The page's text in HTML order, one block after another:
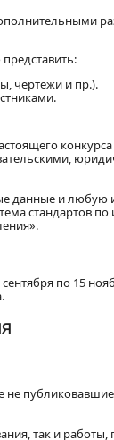
чертежи и пр.).
данные и
стандартов
по 15
так и